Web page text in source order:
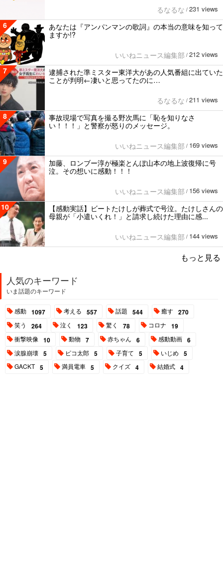
るなるな / 231 views
6
あなたは『アンパンマンの歌詞』の本当の意味を知って
ますか!?
いいねニュース編集部 / 212 views
7
逮捕された準ミスター東洋大があの人気番組に出ていた
ことが判明←凄いと思ってたのに…
るなるな / 211 views
8
事故現場で写真を撮る野次馬に「恥を知りなさ
い！！！」と警察が怒りのメッセージ。
いいねニュース編集部 / 169 views
9
加藤、ロンブー淳が極楽とんぼ山本の地上波復帰に号
泣。その想いに感動！！！
いいねニュース編集部 / 156 views
10
【感動実話】ビートたけしが葬式で号泣。たけしさんの
母親が「小遣いくれ！」と請求し続けた理由に感...
いいねニュース編集部 / 144 views
もっと見る
人気のキーワード
いま話題のキーワード
感動 1097 考える 557 話題 544 癒す 270
笑う 264 泣く 123 驚く 78 コロナ 19
衝撃映像 10 動物 7 赤ちゃん 6 感動動画 6
涙腺崩壊 5 ピコ太郎 5 子育て 5 いじめ 5
GACKT 5 満員電車 5 クイズ 4 結婚式 4